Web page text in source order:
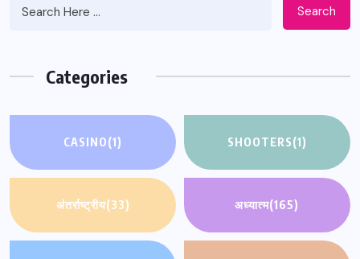
Search
Categories
CASINO(1) SHOOTERS(1)
अंतर्राष्ट्रीय(33) अध्यात्म(165)